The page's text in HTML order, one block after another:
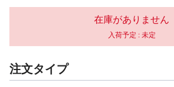
在庫がありません
入荷予定 : 未定
注文タイプ